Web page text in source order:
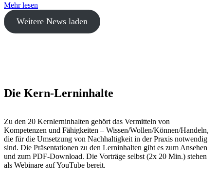
Mehr lesen
Weitere News laden
Die Kern-Lerninhalte
Zu den 20 Kernlerninhalten gehört das Vermitteln von
Kompetenzen und Fähigkeiten – Wissen/Wollen/Können/Handeln,
die für die Umsetzung von Nachhaltigkeit in der Praxis notwendig
sind. Die Präsentationen zu den Lerninhalten gibt es zum Ansehen
und zum PDF-Download. Die Vorträge selbst (2x 20 Min.) stehen
als Webinare auf YouTube bereit.